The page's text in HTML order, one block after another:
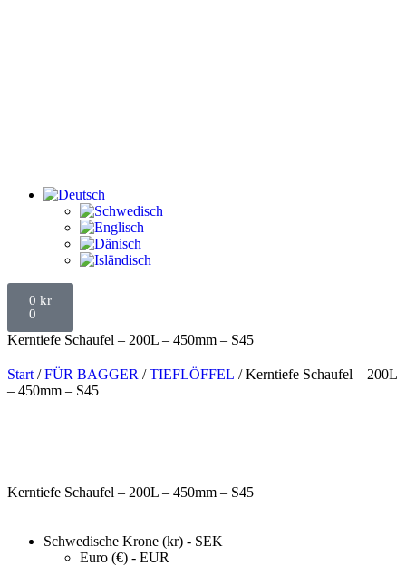
0 kr
0
Kerntiefe Schaufel – 200L – 450mm – S45
Start /FÜR BAGGER /TIEFLÖFFEL / Kerntiefe Schaufel – 200L
– 450mm – S45
Kerntiefe Schaufel – 200L – 450mm – S45
Schwedische Krone (kr) - SEK
Euro (€) - EUR